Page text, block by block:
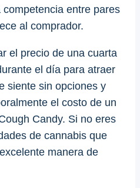
entre pares
al comprador.
el precio de una cuarta
el día para atraer
siente sin opciones y
el costo de un
Candy. Si no eres
de cannabis que
manera de